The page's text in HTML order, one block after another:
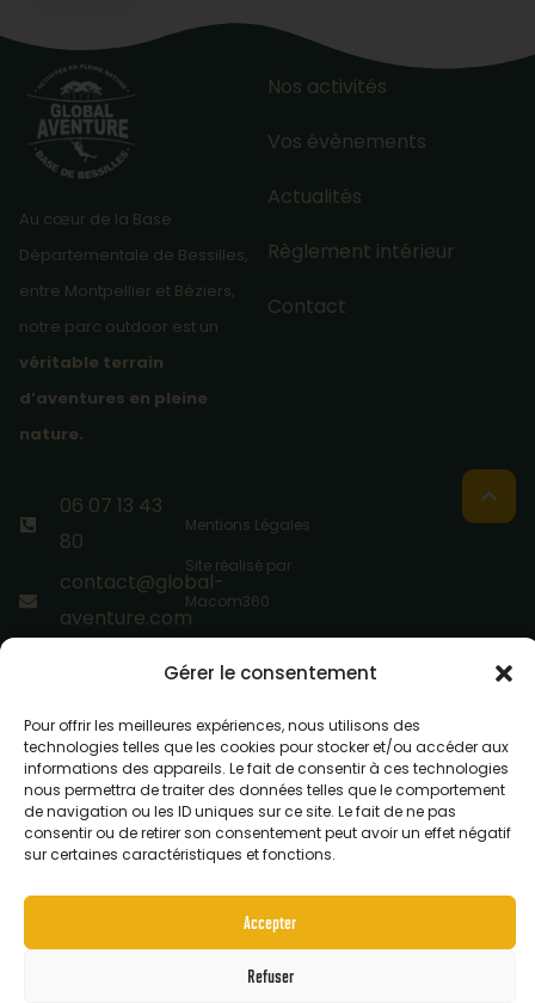
Gérer le consentement
Pour offrir les meilleures expériences, nous utilisons des
technologies telles que les cookies pour stocker et/ou accéder aux
informations des appareils. Le fait de consentir à ces technologies
nous permettra de traiter des données telles que le comportement
de navigation ou les ID uniques sur ce site. Le fait de ne pas
consentir ou de retirer son consentement peut avoir un effet négatif
sur certaines caractéristiques et fonctions.
Accepter
Refuser
Au cœur de la Base
Départementale de Bessilles,
entre Montpellier et Béziers,
notre parc outdoor est un
véritable terrain
d’aventures en pleine
nature.
Nos activités
Vos évènements
Actualités
Règlement intérieur
Contact
06 07 13 43
80
contact@global-
aventure.com
de Bessilles,
34530
Montagnac
Mentions Légales
Site réalisé par
Macom360